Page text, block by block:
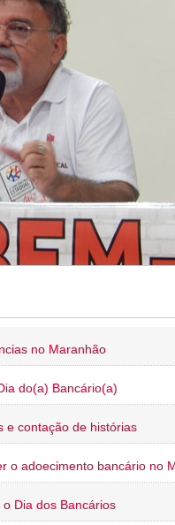
no Maranhão
do(a) Bancário(a)
e contação de histórias
o adoecimento bancário no
Dia dos Bancários